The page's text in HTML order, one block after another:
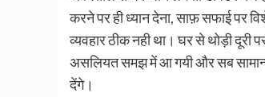
करने पर ही ध्यान देना, साफ़ सफाई पर
व्यवहार ठीक नही था। घर से थोड़ी दूरी
असलियत समझ में आ गयी और सब सामान्य
देंगे।